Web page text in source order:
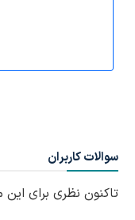
سوالات کاربران
تاکنون نظری برای